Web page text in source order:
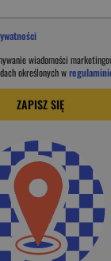
wiadomości
określonych w
ZAPISZ SIĘ